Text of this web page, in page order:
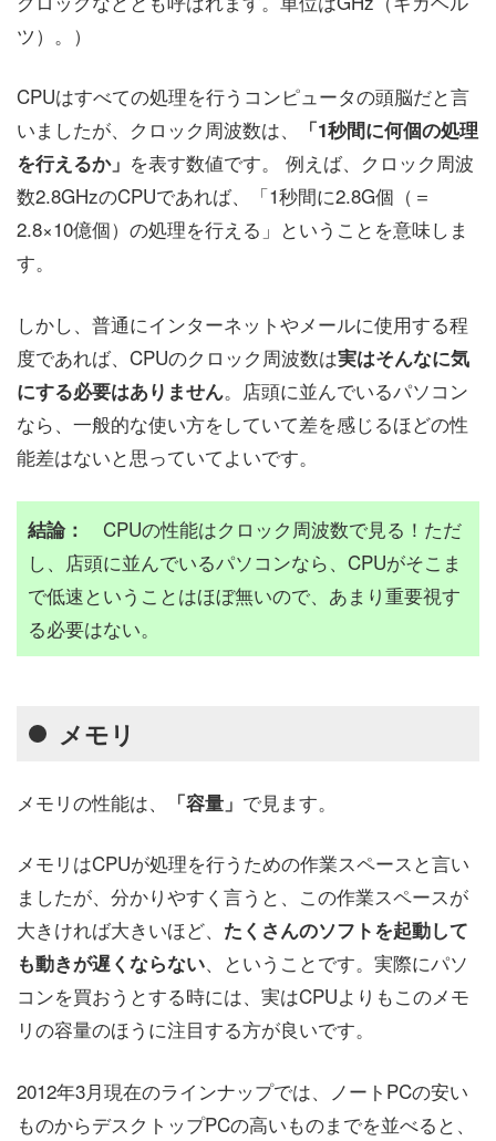
ツ）。）
CPUはすべての処理を行うコンピュータの頭脳だと言
いましたが、クロック周波数は、
「1秒間に何個の処理
を行えるか」 を表す数値です。 例えば、クロック周波
数2.8GHzのCPUであれば、「1秒間に2.8G個（＝
2.8×10億個）の処理を行える」ということを意味しま
す。
しかし、普通にインターネットやメールに使用する程
度であれば、CPUのクロック周波数は実はそんなに気
にする必要はありません。店頭に並んでいるパソコン
なら、一般的な使い方をしていて差を感じるほどの性
能差はないと思っていてよいです。
結論：
CPUの性能はクロック周波数で見る！ただ
し、店頭に並んでいるパソコンなら、CPUがそこま
で低速ということはほぼ無いので、あまり重要視す
る必要はない。
メモリ
メモリの性能は、 「容量」 で見ます。
メモリはCPUが処理を行うための作業スペースと言い
ましたが、分かりやすく言うと、この作業スペースが
大きければ大きいほど、 たくさんのソフトを起動して
も動きが遅くならない、ということです。実際にパソ
コンを買おうとする時には、実はCPUよりもこのメモ
リの容量のほうに注目する方が良いです。
2012年3月現在のラインナップでは、ノートPCの安い
ものからデスクトップPCの高いものまでを並べると、